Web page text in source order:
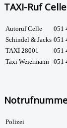
TAXI-Ruf Celle
Autoruf Celle
051
Schindel & Jacks 051
TAXI 28001
051
Taxi Weiermann 051
Polizei